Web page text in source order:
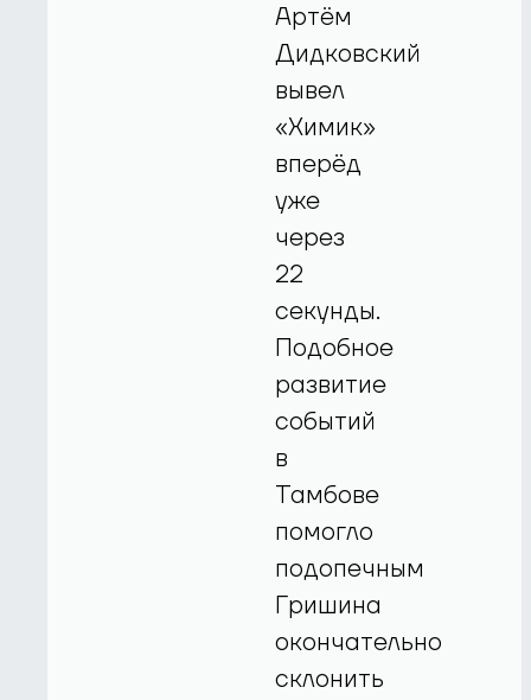
Артём
Дидковский
вывел
«Химик»
вперёд
уже
через
22
секунды.
Подобное
развитие
событий
в
Тамбове
помогло
подопечным
Гришина
окончательно
склонить